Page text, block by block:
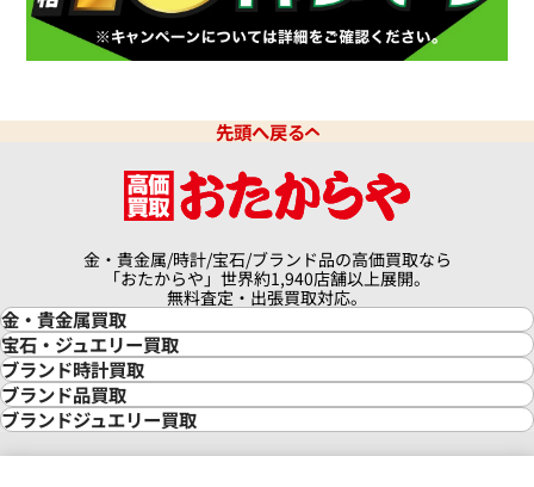
先頭へ戻る
金・貴金属/時計/宝石/ブランド品の高価買取なら
「おたからや」世界約1,940店舗以上展開。
無料査定・出張買取対応。
金・貴金属買取
金買取
金の相場価格情報
金の参考買取価格一覧
インゴット買取
インゴットの相場価格情報
24金買取
宝石・ジュエリー買取
宝石・ジュエリー買取
ダイヤモンド買取
ダイヤモンド・宝石の参考価格一覧
リング・結婚指輪買取
エメラルド買取
ブランド時計買取
時計買取
ロレックス買取
ロレックス デイトナ買取
ロレックス サブマリーナー買取
ブランド品買取
ブランド買取
ブランドジュエリー買取